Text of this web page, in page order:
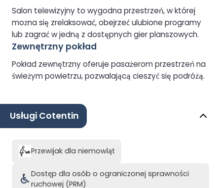
Salon telewizyjny to wygodna przestrzeń, w której
można się zrelaksować, obejrzeć ulubione programy
lub zagrać w jedną z dostępnych gier planszowych.
Zewnętrzny pokład
Pokład zewnętrzny oferuje pasażerom przestrzeń na
świeżym powietrzu, pozwalającą cieszyć się podróżą.
Usługi Cotentin
Przewijak dla niemowląt
Dostęp dla osób o ograniczonej sprawności
ruchowej (PRM)